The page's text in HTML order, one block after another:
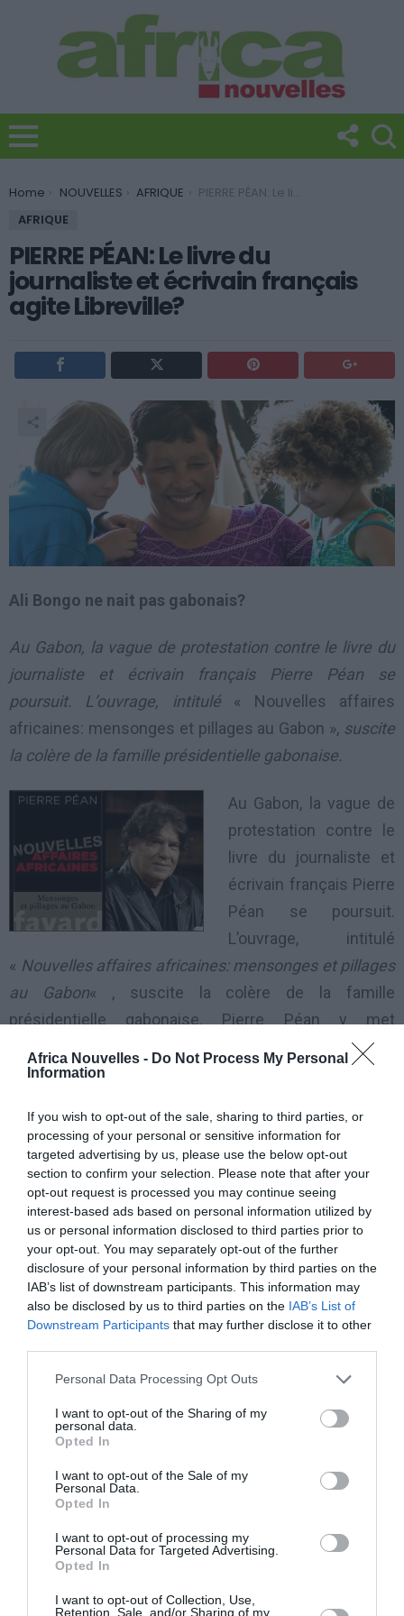
Africa Nouvelles - Do Not Process My Personal
Information
If you wish to opt-out of the sale, sharing to third parties, or
processing of your personal or sensitive information for
targeted advertising by us, please use the below opt-out
section to confirm your selection. Please note that after your
opt-out request is processed you may continue seeing
interest-based ads based on personal information utilized by
us or personal information disclosed to third parties prior to
your opt-out. You may separately opt-out of the further
disclosure of your personal information by third parties on the
IAB’s list of downstream participants. This information may
also be disclosed by us to third parties on the IAB’s List of
Downstream Participants that may further disclose it to other
Personal Data Processing Opt Outs
I want to opt-out of the Sharing of my
personal data.
Opted In
I want to opt-out of the Sale of my
Personal Data.
Opted In
I want to opt-out of processing my
Personal Data for Targeted Advertising.
Opted In
I want to opt-out of Collection, Use,
Retention, Sale, and/or Sharing of my
You are here:
Home NOUVELLES AFRIQUE
PIERRE PÉAN: Le livre du journaliste et écrivain français agite Libreville?
AFRIQUE
PIERRE PÉAN: Le livre du
journaliste et écrivain français
agite Libreville?
Ali Bongo ne nait pas gabonais?
Au Gabon, la vague de protestation contre le livre du
journaliste et écrivain français Pierre Péan se
poursuit. L’ouvrage, intitulé « Nouvelles affaires
africaines: mensonges et pillages au Gabon », suscite
la colère de la famille présidentielle gabonaise.
Au Gabon, la vague de
protestation contre le
livre du journaliste et
écrivain français Pierre
Péan se poursuit.
L’ouvrage, intitulé
« Nouvelles affaires africaines: mensonges et pillages
au Gabon« , suscite la colère de la famille
présidentielle gabonaise. Pierre Péan y met
notamment en cause la nationalité d’Ali Bongo
Ondimba. Le livre n’est pas encore vendu au Gabon et
pavé dans la mare en affirmant, dans «Nouvelles
affaires africaines: mensonges et pillages au Gabon
qu’Ali Bongo était originaire du Biafra, au Nigeria.
Ali est bel et bien le fils d’Omar Bongo» ont témoigné
dans une conférence de presse les enfants de Léon
Mba, le premier président gabonais. Ces enfants
affirment avoir étudié avec Ali Bongo en France alors
que la guerre du Biafra, qui a débuté en 1967, n’avait
Bongo Ondimba avait déjà contesté l’affirmation du
journaliste français.
comme ça», la balle est désormais dans le camp
celui dont la nationalité est mise en cause qui doit en
amener la preuve. Le président est le garant des lois,
c’est lui qui doit venir produire un acte de naissance